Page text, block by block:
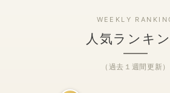
人気ランキ
（過去１週間更新）